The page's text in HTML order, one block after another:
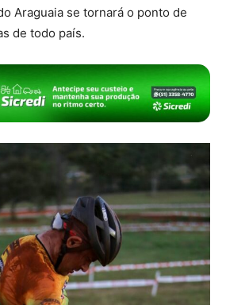
Araguaia se tornará o ponto de
de todo país.